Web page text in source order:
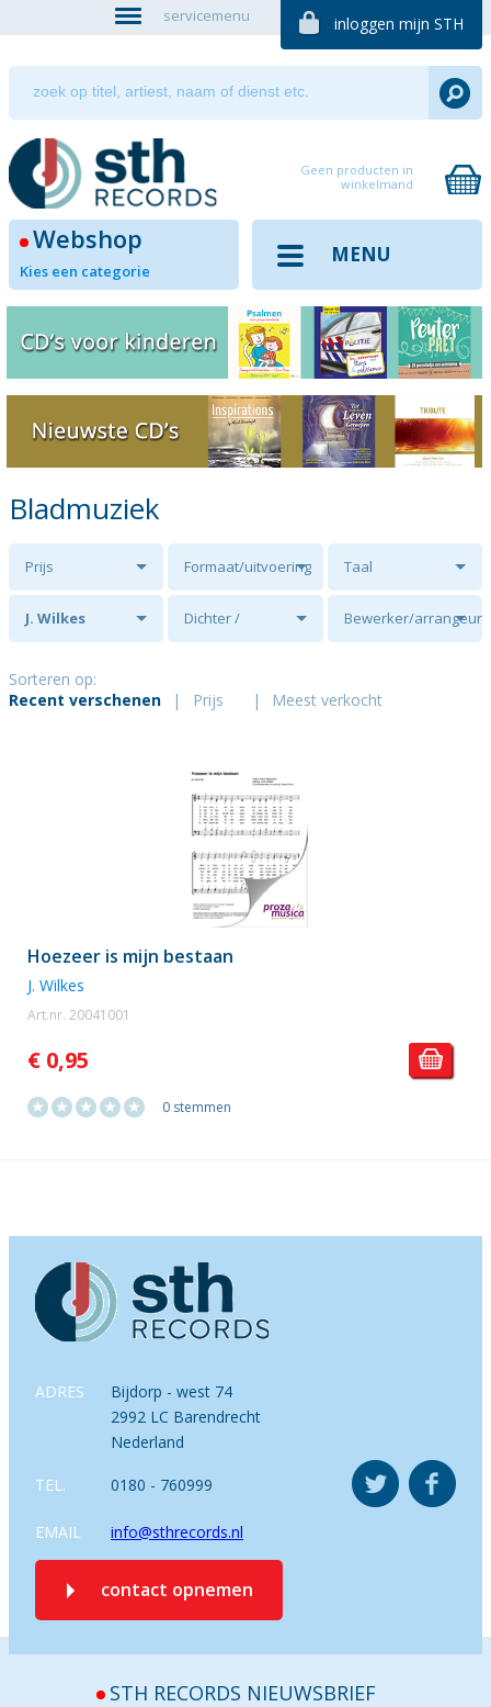
servicemenu inloggen mijn STH
Geen producten in
winkelmand
Webshop
Kies een categorie
MENU
Bladmuziek
Prijs Formaat/uitvoering Taal
J. Wilkes Dichter / Bewerker/arrangeur
Sorteren op:
Recent verschenen
| Prijs | Meest verkocht
Hoezeer is mijn bestaan
J. Wilkes
Art.nr. 20041001
€ 0,95
0 stemmen
ADRES
Bijdorp - west 74
2992 LC Barendrecht
Nederland
TEL. 0180 - 760999
EMAIL info@sthrecords.nl
contact opnemen
STH RECORDS NIEUWSBRIEF